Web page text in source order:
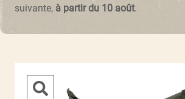
suivante, à partir du 10 août.